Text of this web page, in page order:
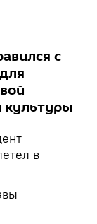
с
культуры
в